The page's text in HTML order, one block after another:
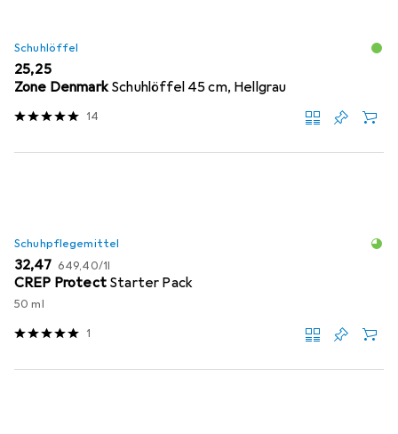
Schuhlöffel
EUR
25,25
Zone Denmark Schuhlöffel 45 cm, Hellgrau
14
Schuhpflegemittel
EUR
32,47 EUR
649,40/1l
CREP Protect Starter Pack
50 ml
1